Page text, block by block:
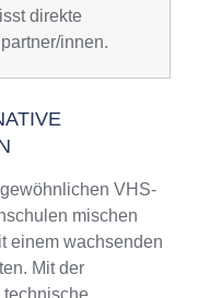
direkte
innen.
VHS-
mischen
einem wachsenden
Mit der